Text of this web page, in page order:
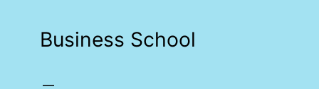
Business School